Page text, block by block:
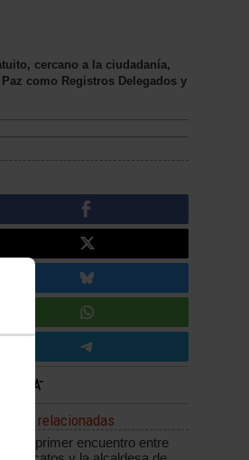
cercano a la ciudadanía,
como Registros Delegados y
relacionadas
primer encuentro entre